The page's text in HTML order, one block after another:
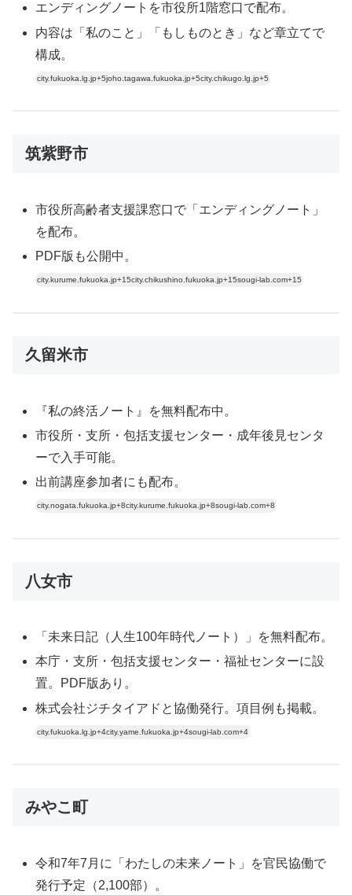
エンディングノートを市役所1階窓口で配布。
内容は「私のこと」「もしものとき」など章立てで
構成。
city.fukuoka.lg.jp+5joho.tagawa.fukuoka.jp+5city.chikugo.lg.jp+5
筑紫野市
市役所高齢者支援課窓口で「エンディングノート」
を配布。
PDF版も公開中。
city.kurume.fukuoka.jp+15city.chikushino.fukuoka.jp+15sougi-lab.com+15
久留米市
『私の終活ノート』を無料配布中。
市役所・支所・包括支援センター・成年後見センタ
ーで入手可能。
出前講座参加者にも配布。
city.nogata.fukuoka.jp+8city.kurume.fukuoka.jp+8sougi-lab.com+8
八女市
「未来日記（人生100年時代ノート）」を無料配布。
本庁・支所・包括支援センター・福祉センターに設
置。PDF版あり。
株式会社ジチタイアドと協働発行。項目例も掲載。
city.fukuoka.lg.jp+4city.yame.fukuoka.jp+4sougi-lab.com+4
みやこ町
令和7年7月に「わたしの未来ノート」を官民協働で
発行予定（2,100部）。